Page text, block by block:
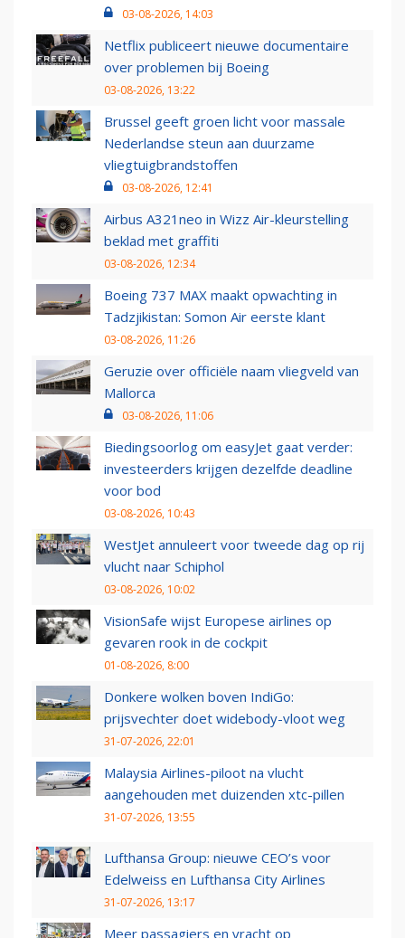
03-08-2026, 14:03
Netflix publiceert nieuwe documentaire
over problemen bij Boeing
03-08-2026, 13:22
Brussel geeft groen licht voor massale
Nederlandse steun aan duurzame
vliegtuigbrandstoffen
03-08-2026, 12:41
Airbus A321neo in Wizz Air-kleurstelling
beklad met graffiti
03-08-2026, 12:34
Boeing 737 MAX maakt opwachting in
Tadzjikistan: Somon Air eerste klant
03-08-2026, 11:26
Geruzie over officiële naam vliegveld van
Mallorca
03-08-2026, 11:06
Biedingsoorlog om easyJet gaat verder:
investeerders krijgen dezelfde deadline
voor bod
03-08-2026, 10:43
WestJet annuleert voor tweede dag op rij
vlucht naar Schiphol
03-08-2026, 10:02
VisionSafe wijst Europese airlines op
gevaren rook in de cockpit
01-08-2026, 8:00
Donkere wolken boven IndiGo:
prijsvechter doet widebody-vloot weg
31-07-2026, 22:01
Malaysia Airlines-piloot na vlucht
aangehouden met duizenden xtc-pillen
31-07-2026, 13:55
Lufthansa Group: nieuwe CEO’s voor
Edelweiss en Lufthansa City Airlines
31-07-2026, 13:17
Meer passagiers en vracht op